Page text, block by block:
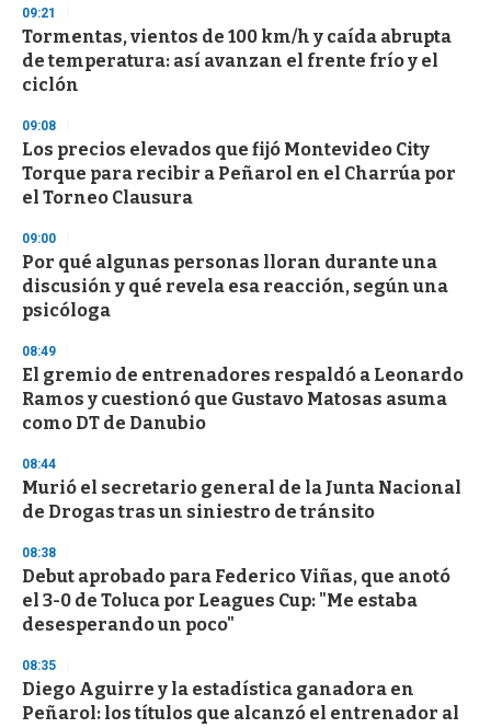
s
e
c
o
n
09:21
Tormentas, vientos de 100 km/h y caída abrupta
de temperatura: así avanzan el frente frío y el
ciclón
09:08
Los precios elevados que fijó Montevideo City
Torque para recibir a Peñarol en el Charrúa por
el Torneo Clausura
09:00
Por qué algunas personas lloran durante una
discusión y qué revela esa reacción, según una
psicóloga
08:49
El gremio de entrenadores respaldó a Leonardo
Ramos y cuestionó que Gustavo Matosas asuma
como DT de Danubio
08:44
Murió el secretario general de la Junta Nacional
de Drogas tras un siniestro de tránsito
08:38
Debut aprobado para Federico Viñas, que anotó
el 3-0 de Toluca por Leagues Cup: "Me estaba
desesperando un poco"
08:35
Diego Aguirre y la estadística ganadora en
Peñarol: los títulos que alcanzó el entrenador al